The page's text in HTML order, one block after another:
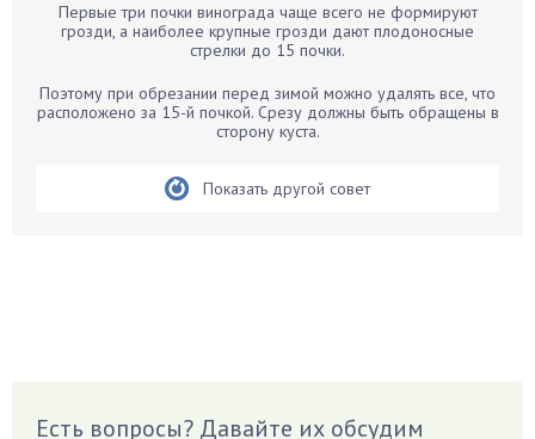
Бархатцы
Белые грибы
Бирючина
Вишня
Первые три почки винограда чаще всего не формируют
грозди, а наиболее крупные грозди дают плодоносные
стрелки до 15 почки.
Поэтому при обрезании перед зимой можно удалять все, что
расположено за 15-й почкой. Срезу должны быть обращены в
сторону куста.
Показать другой совет
Есть вопросы? Давайте их обсудим